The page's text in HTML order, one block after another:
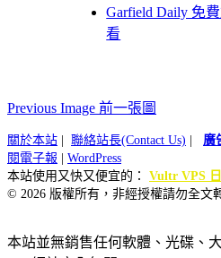
Garfield Daily 免
看
Previous Image 前一張圖
關於本站 聯絡站長(Contact Us) 廣
閱電子報
WordPress
本站使用又快又便宜的： Vultr VPS
© 2026 版權所有，非經授權請勿全文
本站並無銷售任何軟體、光碟、